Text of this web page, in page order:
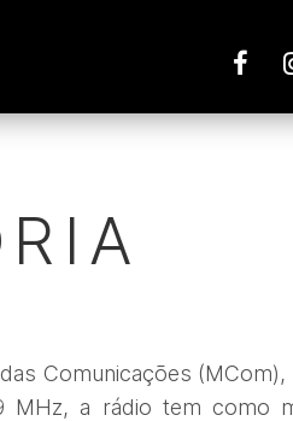
Comunicações (MCom),
MHz, a rádio tem como